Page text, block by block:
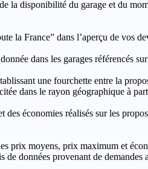
la disponibilité du garage et du
la France” dans l’aperçu de vos
dans les garages référencés
une fourchette entre la
dans le rayon géographique à
économies réalisés sur les
moyens, prix maximum et
données provenant de demandes